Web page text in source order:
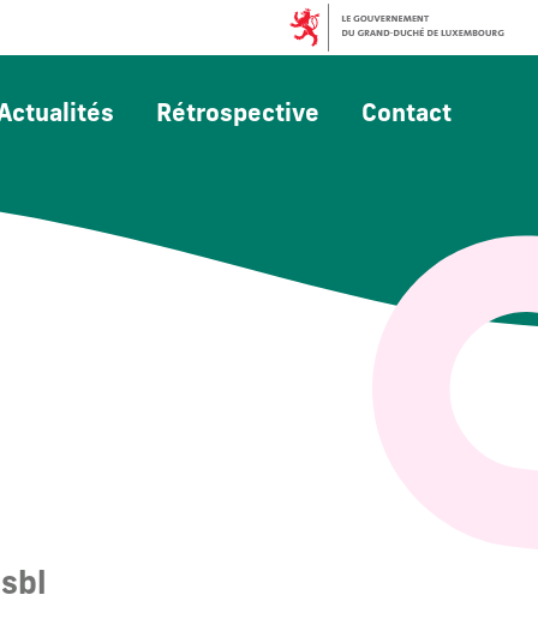
Rétrospective Contact